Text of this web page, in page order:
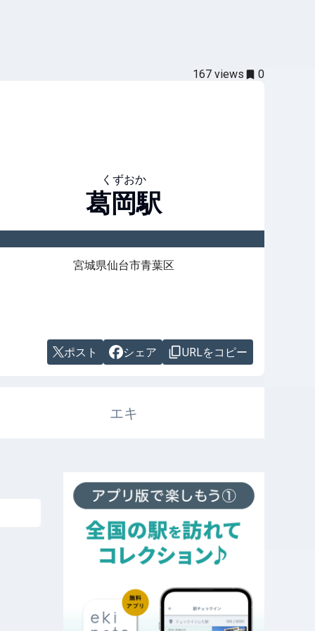
167 views 0
くずおか
葛岡駅
宮城県仙台市青葉区
ポスト シェア URLをコピー
エキ